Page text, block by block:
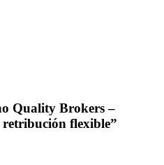
Quality Brokers –
retribución flexible”